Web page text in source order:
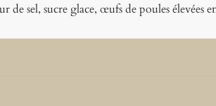
de sel, sucre glace, œufs de poules